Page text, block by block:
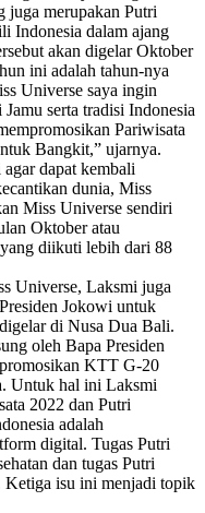
juga merupakan Putri
Indonesia dalam ajang
akan digelar Oktober
ini adalah tahun-nya
Universe saya ingin
serta tradisi Indonesia
Pariwisata
Bangkit,” ujarnya.
dapat kembali
dunia, Miss
Miss Universe sendiri
Oktober atau
diikuti lebih dari 88
Universe, Laksmi juga
Jokowi untuk
di Nusa Dua Bali.
oleh Bapa Presiden
KTT G-20
Untuk hal ini Laksmi
2022 dan Putri
adalah
digital. Tugas Putri
dan tugas Putri
Ketiga isu ini menjadi topik